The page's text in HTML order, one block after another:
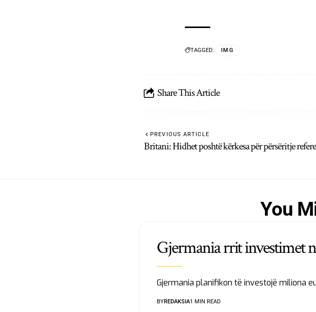
TAGGED: IMG
Share This Article
PREVIOUS ARTICLE
Britani: Hidhet poshtë kërkesa për përsëritje
You
Gjermania rrit investimet
Gjermania planifikon të investojë miliona
BYREDAKSIA1 MIN READ